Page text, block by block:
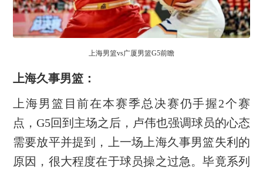
上海男篮vs广厦男篮G5前瞻
上海久事男篮：
上海男篮目前在本赛季总决赛仍手握2个赛
点，G5回到主场之后，卢伟也强调球员的心态
需要放平并提到，上一场上海久事男篮失利的
原因，很大程度在于球员操之过急。毕竟系列